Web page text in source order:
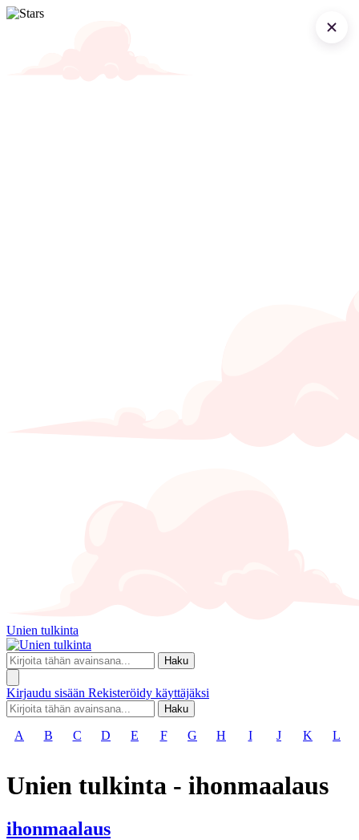
Unien tulkinta
Haku
Kirjaudu sisään Rekisteröidy käyttäjäksi
Haku
A B C D E F G H I J K L
Unien tulkinta - ihonmaalaus
ihonmaalaus